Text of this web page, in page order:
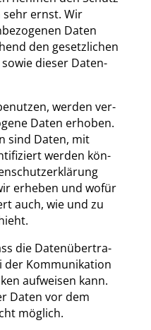
ernst. Wir
Daten
den gesetz­li­chen
die­ser Daten­
wer­den ver­
Daten erho­ben.
sind Daten, mit
wer­den kön­
erhe­ben und wofür
auch, wie und zu
die Daten­über­tra­
der Kom­mu­ni­ka­ti­on
auf­wei­sen kann.
Daten vor dem
mög­lich.